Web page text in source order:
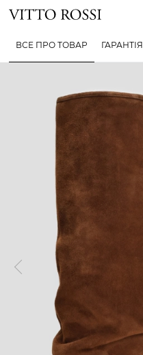
ВСЕ ПРО ТОВАР ГАРАНТІЯ